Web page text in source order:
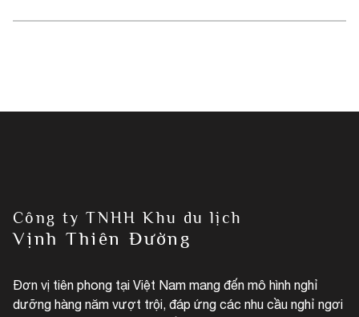
Công ty TNHH Khu du lịch
Vịnh Thiên Đường
Đơn vị tiên phong tại Việt Nam mang đến mô hình nghỉ
dưỡng hàng năm vượt trội, đáp ứng các nhu cầu nghỉ ngơi